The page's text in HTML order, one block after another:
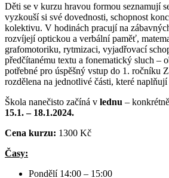
Děti se v kurzu hravou formou seznamují
vyzkouší si své dovednosti, schopnost
kolektivu. V hodinách pracují na
rozvíjejí optickou a verbální paměť,
grafomotoriku, rytmizaci, vyjadřovací
předčítanému textu a fonematický sluch –
potřebné pro úspěšný vstup do 1. ročníku
rozdělena na jednotlivé části, které
Škola nanečisto začíná v lednu – konkrétně
15.1. – 18.1.2024.
Cena kurzu: 1300 Kč
Časy:
Pondělí 14:00 – 15:00